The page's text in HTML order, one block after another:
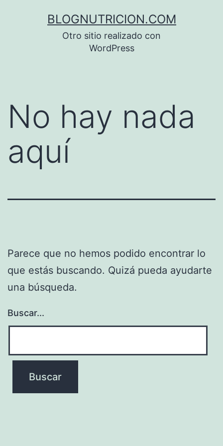
BLOGNUTRICION.COM
Otro sitio realizado con
WordPress
No hay nada
aquí
Parece que no hemos podido encontrar lo
que estás buscando. Quizá pueda ayudarte
una búsqueda.
Buscar...